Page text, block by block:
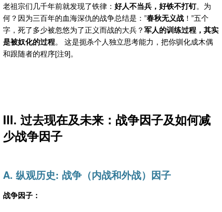
老祖宗们几千年前就发现了铁律： 好人不当兵，好铁不打钉。为
何？因为三百年的血海深仇的战争总结是：”春秋无义战 ！”五个
字，死了多少被忽悠为了正义而战的大兵？军人的训练过程，其实
是被奴化的过程。 这是扼杀个人独立思考能力，把你驯化成木偶
和跟随者的程序[注9]。
III. 过去现在及未来：战争因子及如何减
少战争因子
A. 纵观历史: 战争（内战和外战）因子
战争因子：